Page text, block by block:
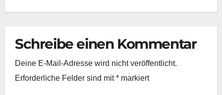
Schreibe einen Kommentar
Deine E-Mail-Adresse wird nicht veröffentlicht.
Erforderliche Felder sind mit* markiert